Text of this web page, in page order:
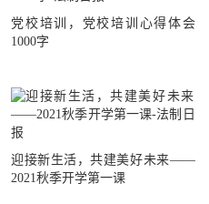
党校培训，党校培训心得体会
1000字
迎接新生活，共建美好未来——
2021秋季开学第一课